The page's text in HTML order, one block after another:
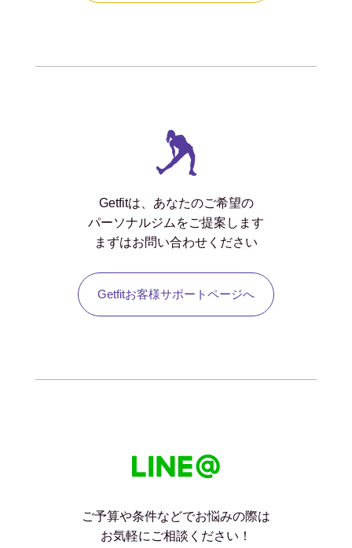
Getfitは、あなたのご希望の
パーソナルジムをご提案します
まずはお問い合わせください
Getfitお客様サポートページへ
ご予算や条件などでお悩みの際は
お気軽にご相談ください！